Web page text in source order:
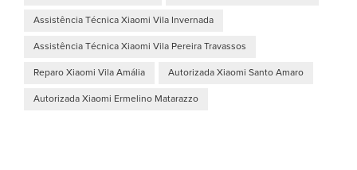
Assistência Técnica Xiaomi Vila Invernada
Assistência Técnica Xiaomi Vila Pereira Travassos
Reparo Xiaomi Vila Amália Autorizada Xiaomi Santo Amaro
Autorizada Xiaomi Ermelino Matarazzo